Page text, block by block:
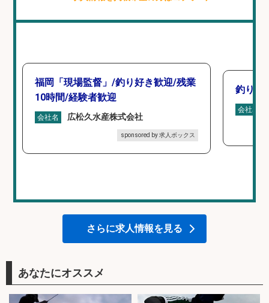
福岡「現場監督」/釣り好き歓迎/残業
10時間/経験者歓迎
会社名 広松久水産株式会社
sponsored by 求人ボックス
釣り具
会社名
さらに求人情報を見る
あなたにオススメ